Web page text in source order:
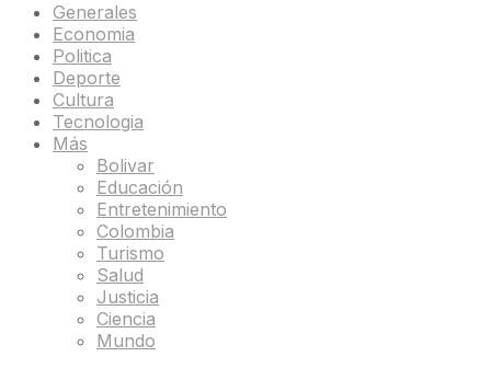
Generales
Economia
Politica
Deporte
Cultura
Tecnologia
Más
Bolivar
Educación
Entretenimiento
Colombia
Turismo
Salud
Justicia
Ciencia
Mundo